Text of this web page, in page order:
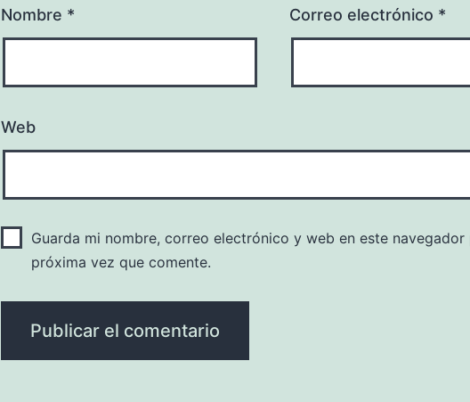
Nombre * Correo electrónico *
Web
Guarda mi nombre, correo electrónico y web en este navegador
próxima vez que comente.